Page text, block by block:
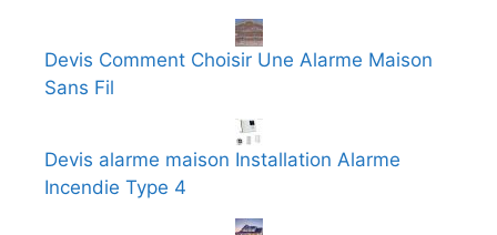
Devis Comment Choisir Une Alarme Maison
Sans Fil
Devis alarme maison Installation Alarme
Incendie Type 4